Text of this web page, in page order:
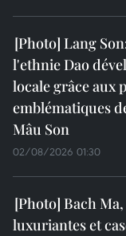
Lang
l'ethnie Dao
locale grâce aux
emblématiques
Mâu Son
02/08/2026 01:30
Bach
luxuriantes et